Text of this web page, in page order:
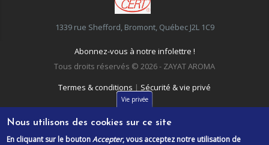
1339 rue Shefford, Bromont, Québec J2L 1C9
Abonnez-vous à notre infolettre !
Tous droits réservés © 2026 - ZAYAT AROMA
Termes & conditions | Sécurité & vie privé
Vie privée
Nous utilisons des cookies sur ce site
En cliquant sur le boutonAccepter, vous acceptez notre utilisation de